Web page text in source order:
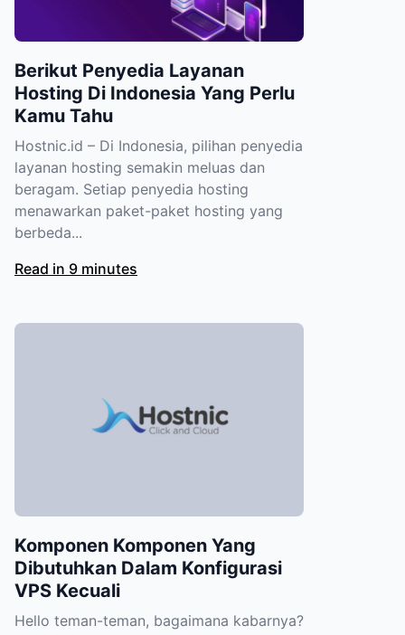
Berikut Penyedia Layanan
Hosting Di Indonesia Yang Perlu
Kamu Tahu
Hostnic.id – Di Indonesia, pilihan penyedia
layanan hosting semakin meluas dan
beragam. Setiap penyedia hosting
menawarkan paket-paket hosting yang
berbeda...
Read in 9 minutes
Komponen Komponen Yang
Dibutuhkan Dalam Konfigurasi
VPS Kecuali
Hello teman-teman, bagaimana kabarnya?